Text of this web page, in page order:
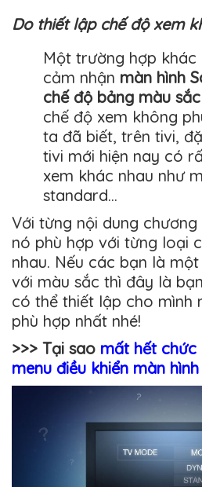
Do thiết lập chế độ xem
Một trường hợp khác
cảm nhận màn hình
chế độ bảng màu sắc
chế độ xem không
ta đã biết, trên tivi,
tivi mới hiện nay có
xem khác nhau như
standard…
Với từng nội dung
nó phù hợp với từng loại
nhau. Nếu các bạn là
với màu sắc thì đây là
có thể thiết lập cho mình
phù hợp nhất nhé!
>>> Tại sao mất hết chức
menu điều khiển màn